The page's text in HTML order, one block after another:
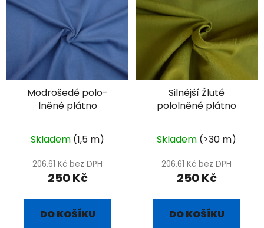
Modrošedé polo-
lněné plátno
Skladem (1,5 m)
206,61 Kč bez DPH
250 Kč
DO KOŠÍKU
Silnější Žluté
pololněné plátno
Skladem (>30 m)
206,61 Kč bez DPH
250 Kč
DO KOŠÍKU